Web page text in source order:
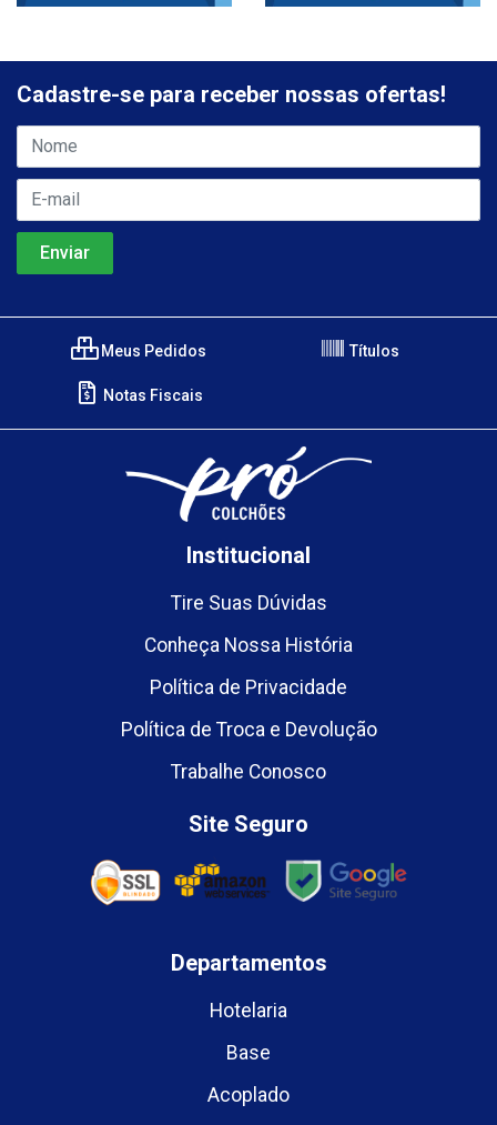
Cadastre-se para receber nossas ofertas!
Meus Pedidos Títulos
Notas Fiscais
Institucional
Tire Suas Dúvidas
Conheça Nossa História
Política de Privacidade
Política de Troca e Devolução
Trabalhe Conosco
Site Seguro
Departamentos
Hotelaria
Base
Acoplado